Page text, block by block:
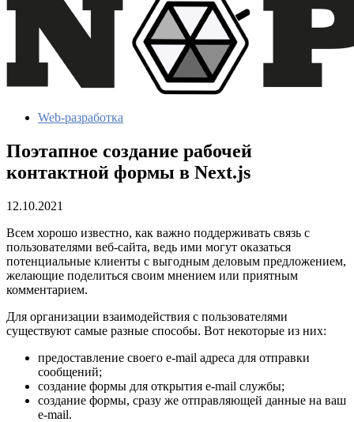
Web-разработка
Поэтапное создание рабочей
контактной формы в Next.js
12.10.2021
Всем хорошо известно, как важно поддерживать связь с
пользователями веб-сайта, ведь ими могут оказаться
потенциальные клиенты с выгодным деловым предложением,
желающие поделиться своим мнением или приятным
комментарием.
Для организации взаимодействия с пользователями
существуют самые разные способы. Вот некоторые из них:
предоставление своего e-mail адреса для отправки
сообщений;
создание формы для открытия e-mail службы;
создание формы, сразу же отправляющей данные на ваш
e-mail.